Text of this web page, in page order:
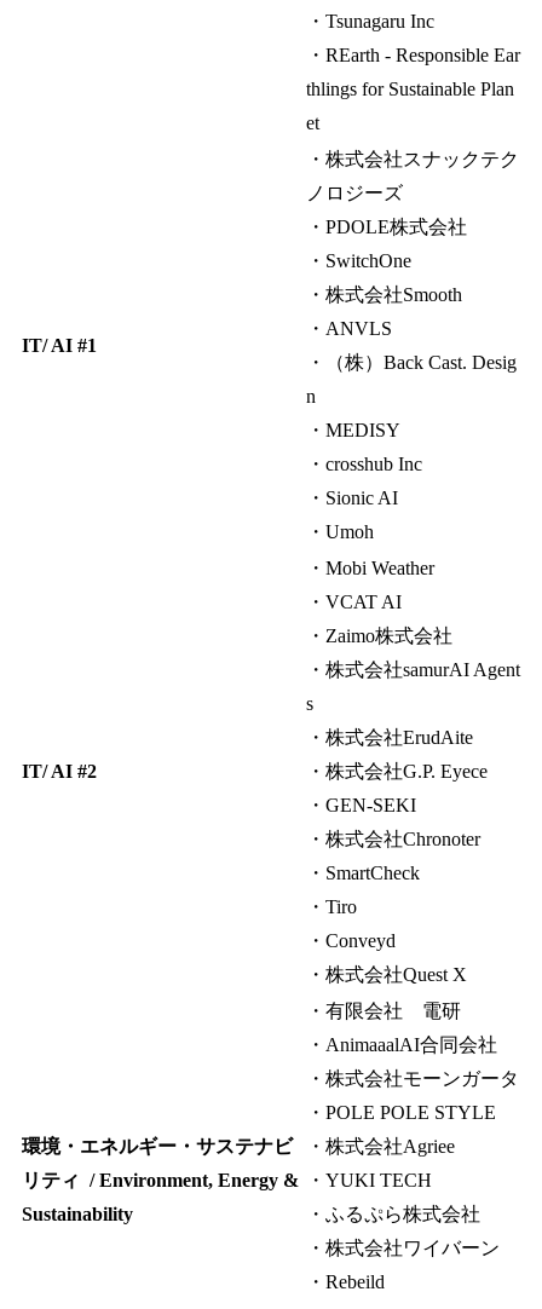
・Tsunagaru Inc
・REarth - Responsible Ear
thlings for Sustainable Plan
et
IT/ AI #1
・株式会社スナックテク
ノロジーズ
・PDOLE株式会社
・SwitchOne
・株式会社Smooth
・ANVLS
・（株）Back Cast. Desig
n
・MEDISY
・crosshub Inc
・Sionic AI
・Umoh
IT/ AI #2
・Mobi Weather
・VCAT AI
・Zaimo株式会社
・株式会社samurAI Agent
s
・株式会社ErudAite
・株式会社G.P. Eyece
・GEN-SEKI
・株式会社Chronoter
・SmartCheck
・Tiro
・Conveyd
・株式会社Quest X
環境・エネルギー・サステナビ
リティ / Environment, Energy &
Sustainability
・有限会社 電研
・AnimaaalAI合同会社
・株式会社モーンガータ
・POLE POLE STYLE
・株式会社Agriee
・YUKI TECH
・ふるぷら株式会社
・株式会社ワイバーン
・Rebeild